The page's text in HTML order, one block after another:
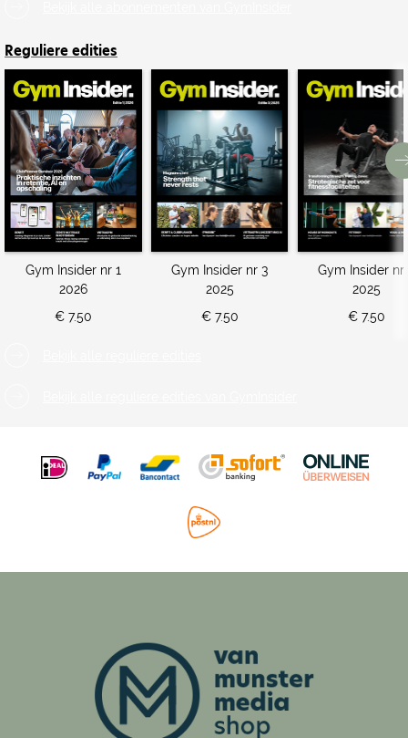
Reguliere edities
Gym Insider nr 1
2026
€ 7.50
Gym Insider nr 3
2025
€ 7.50
Gym Insider nr
2025
€ 7.50